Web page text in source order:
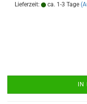
Lieferzeit: ca. 1-3 Tage